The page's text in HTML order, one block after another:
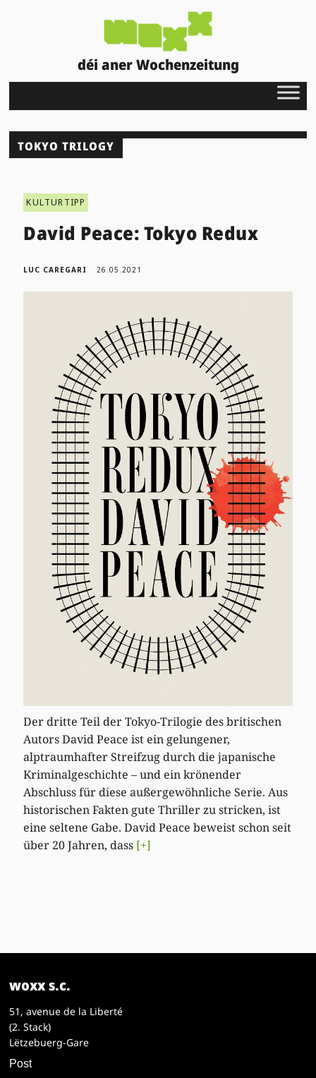
déi aner Wochenzeitung
TOKYO TRILOGY
KULTURTIPP
David Peace: Tokyo Redux
LUC CAREGARI 26.05.2021
Der dritte Teil der Tokyo-Trilogie des britischen
Autors David Peace ist ein gelungener,
alptraumhafter Streifzug durch die japanische
Kriminalgeschichte – und ein krönender
Abschluss für diese außergewöhnliche Serie. Aus
historischen Fakten gute Thriller zu stricken, ist
eine seltene Gabe. David Peace beweist schon seit
über 20 Jahren, dass [+]
woxx s.c.
51, avenue de la Liberté
(2. Stack)
Lëtzebuerg-Gare
Post